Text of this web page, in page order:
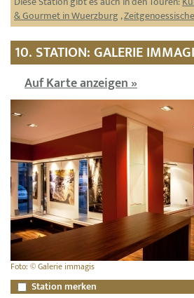
& Gourmet in Wuerzburg ,
10. STATION: GALERIE
Auf Karte anzeigen »
Foto: © Galerie immagis
Station merken